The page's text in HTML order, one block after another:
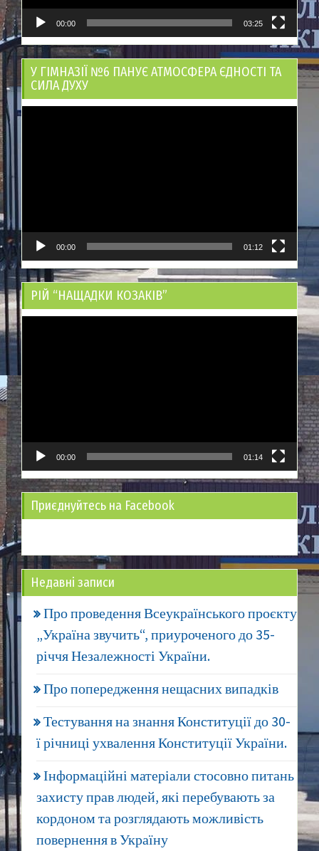
00:00 03:25
У ГІМНАЗІЇ №6 ПАНУЄ АТМОСФЕРА ЄДНОСТІ ТА
СИЛА ДУХУ
00:00 01:12
РІЙ “НАЩАДКИ КОЗАКІВ”
00:00 01:14
Приєднуйтесь на Facebook
Недавні записи
Про проведення Всеукраїнського проєкту
„Україна звучить“, приуроченого до 35-
річчя Незалежності України.
Про попередження нещасних випадків
Тестування на знання Конституції до 30-
ї річниці ухвалення Конституції України.
Інформаційні матеріали стосовно питань
захисту прав людей, які перебувають за
кордоном та розглядають можливість
повернення в Україну